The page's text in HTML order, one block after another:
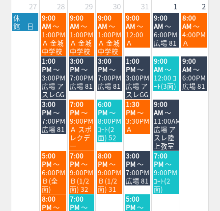
27
28 29 30 31 1 2
月
曜
日,
休
館 日
火
曜
日,
7
月
28th
2026
9:00
AM～
1:00PM
Ａ 金城
中学校
水
曜
日,
7
月
29th
2026
9:00
AM～
1:00PM
Ａ 金城
中学校
木
曜
日,
7
月
30th
2026
9:00
AM～
1:00PM
Ａ 金城
中学校
金
曜
日,
7
月
31st
2026
9:00
AM～
12:00
Ａ
土
曜
日,
8
月
1st
2026
9:00
AM～
6:00PM
広場 81
日
曜
日,
8
月
2nd
2026
8:00
AM～
4:00PM
Ａ
火
曜
日,
7
月
28th
2026
1:00
PM～
3:00PM
広場 ア
スレGG
水
曜
日,
7
月
29th
2026
3:00
PM～
7:00PM
広場 81
木
曜
日,
7
月
30th
2026
3:00
PM～
7:00PM
広場 81
金
曜
日,
7
月
31st
2026
1:00
PM～
3:00PM
広場 ア
スレGG
土
曜
日,
8
月
1st
2026
9:00
AM～
12:00 ｺ
ｰﾄ(3面)
日
曜
日,
8
月
9:00
AM～
6:00PM
広場 81
火
曜
日,
7
月
2026
3:00
PM～
7:00PM
広場 81
水
曜
日,
7
月
29th
2026
7:00
PM～
9:00PM
Ａ スポ
レクデ
ー
木
曜
日,
7
月
30th
2026
6:00
PM～
8:00PM
ｺｰﾄ(2
面) 52
金
曜
日,
7
月
2026
1:30
PM～
3:30PM
Ａ
土
曜
日,
8
月
1st
2026
9:00
AM～
11:00AM
広場 ア
スレ陸
上教室
火
曜
日,
7
月
28th
2026
5:00
PM～
6:00PM
Ｂ(全
面)
水
曜
日,
7
月
29th
2026
7:00
PM～
9:00PM
Ｂ(1/2
面) 32
木
曜
日,
7
月
30th
8:00
PM～
9:00PM
Ｂ(1/2
面) 31
金
曜
日,
7
月
31st
2026
3:00
PM～
7:00PM
広場 81
土
曜
日,
8
月
1st
7:00
PM～
9:00PM
ｺｰﾄ(2
面)
火
曜
8:00
PM～
水
曜
7:00
PM～
金
曜
5:00
PM～